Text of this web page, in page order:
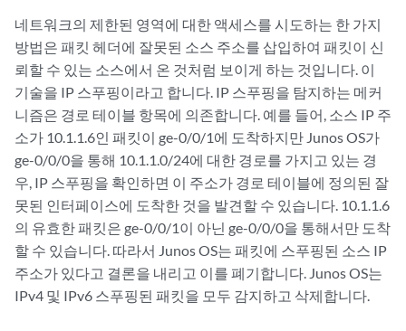
네트워크의 제한된 영역에 대한 액세스를 시도하는 한 가지
방법은 패킷 헤더에 잘못된 소스 주소를 삽입하여 패킷이 신
뢰할 수 있는 소스에서 온 것처럼 보이게 하는 것입니다. 이
기술을 IP 스푸핑이라고 합니다. IP 스푸핑을 탐지하는 메커
니즘은 경로 테이블 항목에 의존합니다. 예를 들어, 소스 IP 주
소가 10.1.1.6인 패킷이 ge-0/0/1에 도착하지만 Junos OS가
ge-0/0/0을 통해 10.1.1.0/24에 대한 경로를 가지고 있는 경
우, IP 스푸핑을 확인하면 이 주소가 경로 테이블에 정의된 잘
못된 인터페이스에 도착한 것을 발견할 수 있습니다. 10.1.1.6
의 유효한 패킷은 ge-0/0/1이 아닌 ge-0/0/0을 통해서만 도착
할 수 있습니다. 따라서 Junos OS는 패킷에 스푸핑된 소스 IP
주소가 있다고 결론을 내리고 이를 폐기합니다. Junos OS는
IPv4 및 IPv6 스푸핑된 패킷을 모두 감지하고 삭제합니다.